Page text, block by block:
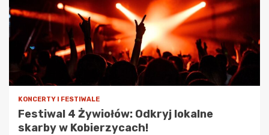
KONCERTY I FESTIWALE
Festiwal 4 Żywiołów: Odkryj lokalne
skarby w Kobierzycach!